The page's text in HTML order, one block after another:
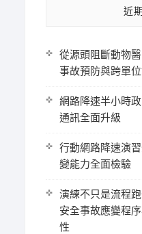
近
從源頭阻斷動物
事故預防與跨單
網路降速半小時
通訊全面升級
行動網路降速演
變能力全面檢驗
演練不只是流程
安全事故應變程
性